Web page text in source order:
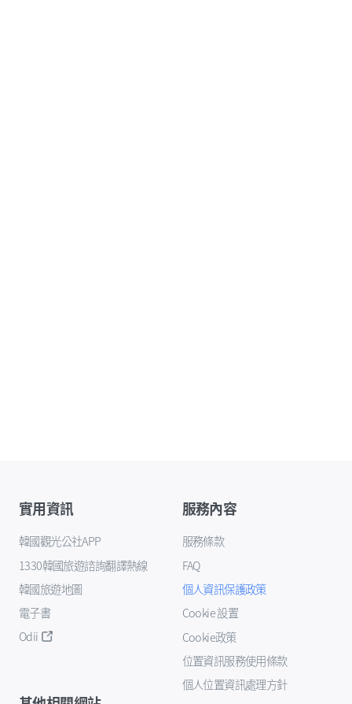
實用資訊
韓國觀光公社APP
1330韓國旅遊諮詢翻譯熱線
韓國旅遊地圖
電子書
Odii
服務內容
服務條款
FAQ
個人資訊保護政策
Cookie 設置
Cookie政策
位置資訊服務使用條款
個人位置資訊處理方針